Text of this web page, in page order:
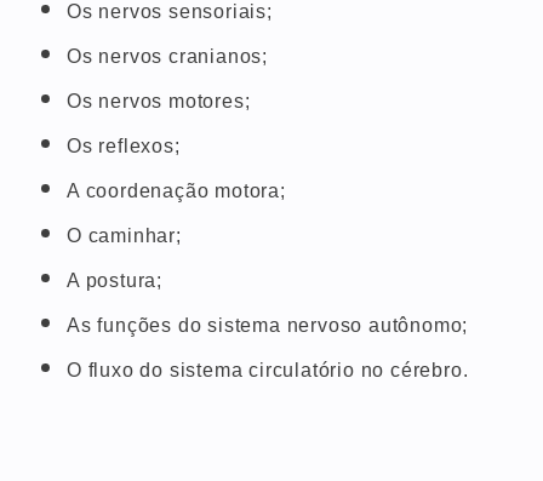
Os nervos sensoriais;
Os nervos cranianos;
Os nervos motores;
Os reflexos;
A coordenação motora;
O caminhar;
A postura;
As funções do sistema nervoso autônomo;
O fluxo do sistema circulatório no cérebro.